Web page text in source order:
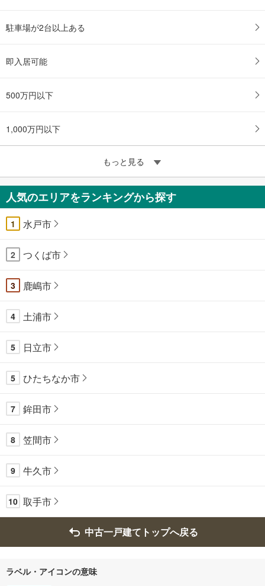
駐車場が2台以上ある
即入居可能
500万円以下
1,000万円以下
もっと見る
人気のエリアをランキングから探す
1 水戸市
2 つくば市
3 鹿嶋市
4 土浦市
5 日立市
5 ひたちなか市
7 鉾田市
8 笠間市
9 牛久市
10 取手市
中古一戸建てトップへ戻る
ラベル・アイコンの意味